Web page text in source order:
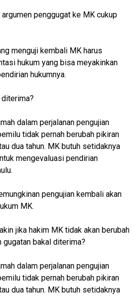
argumen penggugat ke MK cukup
menguji kembali MK harus
hukum yang bisa meyakinkan
hukumnya.
dalam perjalanan pengujian
tidak pernah berubah pikiran
dua tahun. MK butuh setidaknya
mengevaluasi pendirian
pengujian kembali akan
MK.
jika hakim MK tidak akan berubah
gugatan bakal diterima?
dalam perjalanan pengujian
tidak pernah berubah pikiran
dua tahun. MK butuh setidaknya